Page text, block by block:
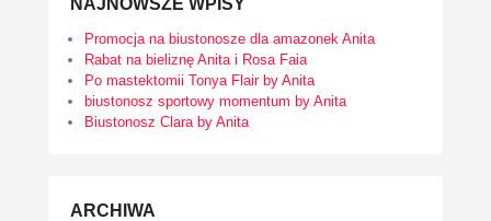
Promocja na biustonosze dla amazonek Anita
Rabat na bieliznę Anita i Rosa Faia
Po mastektomii Tonya Flair by Anita
biustonosz sportowy momentum by Anita
Biustonosz Clara by Anita
ARCHIWA